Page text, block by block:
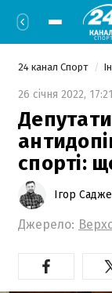
24 канал Спорт
26 січня 2022, 17:21
спорті:
Ігор
Джерело: